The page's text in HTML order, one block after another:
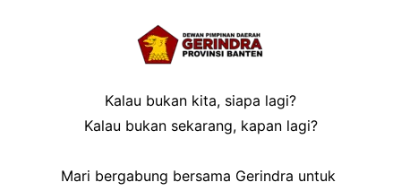
Kalau bukan kita, siapa lagi?
Kalau bukan sekarang, kapan lagi?
Mari bergabung bersama Gerindra untuk